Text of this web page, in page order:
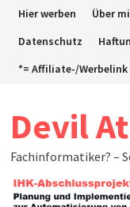
ZumHier werben Über
Datenschutz
*= Affiliate-/Werbelink
Devil
Fachinformatiker? –